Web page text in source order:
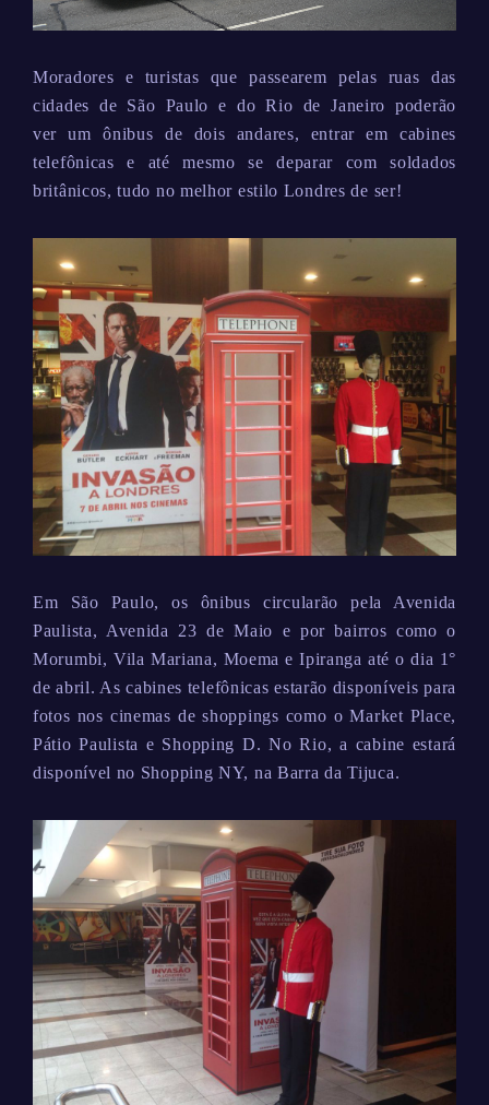
Moradores e turistas que passearem pelas ruas das
cidades de São Paulo e do Rio de Janeiro poderão
ver um ônibus de dois andares, entrar em cabines
telefônicas e até mesmo se deparar com soldados
britânicos, tudo no melhor estilo Londres de ser!
Em São Paulo, os ônibus circularão pela Avenida
Paulista, Avenida 23 de Maio e por bairros como o
Morumbi, Vila Mariana, Moema e Ipiranga até o dia 1°
de abril. As cabines telefônicas estarão disponíveis para
fotos nos cinemas de shoppings como o Market Place,
Pátio Paulista e Shopping D. No Rio, a cabine estará
disponível no Shopping NY, na Barra da Tijuca.